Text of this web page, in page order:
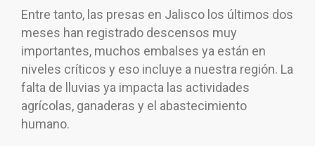
Entre tanto, las presas en Jalisco los últimos dos
meses han registrado descensos muy
importantes, muchos embalses ya están en
niveles críticos y eso incluye a nuestra región. La
falta de lluvias ya impacta las actividades
agrícolas, ganaderas y el abastecimiento
humano.